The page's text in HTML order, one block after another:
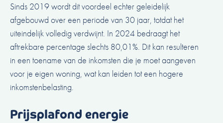
Sinds 2019 wordt dit voordeel echter geleidelijk
afgebouwd over een periode van 30 jaar, totdat het
uiteindelijk volledig verdwijnt. In 2024 bedraagt het
aftrekbare percentage slechts 80,01%. Dit kan resulteren
in een toename van de inkomsten die je moet aangeven
voor je eigen woning, wat kan leiden tot een hogere
inkomstenbelasting.
Prijsplafond energie